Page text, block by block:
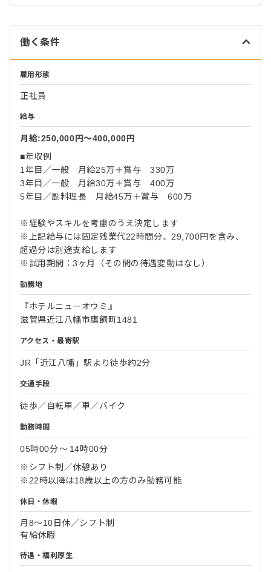
働く条件
雇用形態
正社員
給与
月給:250,000円〜400,000円
■年収例
1年目／一般 月給25万＋賞与 330万
3年目／一般 月給30万＋賞与 400万
5年目／副料理長 月給45万＋賞与 600万
※経験やスキルを考慮のうえ決定します
※上記給与には固定残業代22時間分、29,700円を含み、
超過分は別途支給します
※試用期間：3ヶ月（その間の待遇変動はなし）
勤務地
『ホテルニューオウミ』
滋賀県近江八幡市鷹飼町1481
アクセス・最寄駅
JR「近江八幡」駅より徒歩約2分
交通手段
徒歩／自転車／車／バイク
勤務時間
05時00分〜 14時00分
※シフト制／休憩あり
※22時以降は18歳以上の方のみ勤務可能
休日・休暇
月8～10日休／シフト制
有給休暇
待遇・福利厚生